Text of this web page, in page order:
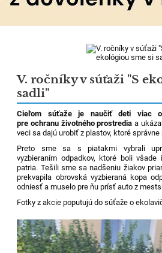
V. ročníky v súťaži "S
sadli"
Cieľom súťaže je naučiť deti viac
pre ochranu životného prostredia a
veci sa dajú urobiť z plastov, ktoré
Preto sme sa s piatakmi vybrali
vyzbieraním odpadkov, ktoré boli
patria. Tešili sme sa nadšeniu žiakov
prekvapila obrovská vyzbieraná kopa
odniesť a muselo pre ňu prísť auto z
Fotky z akcie poputujú do súťaže o